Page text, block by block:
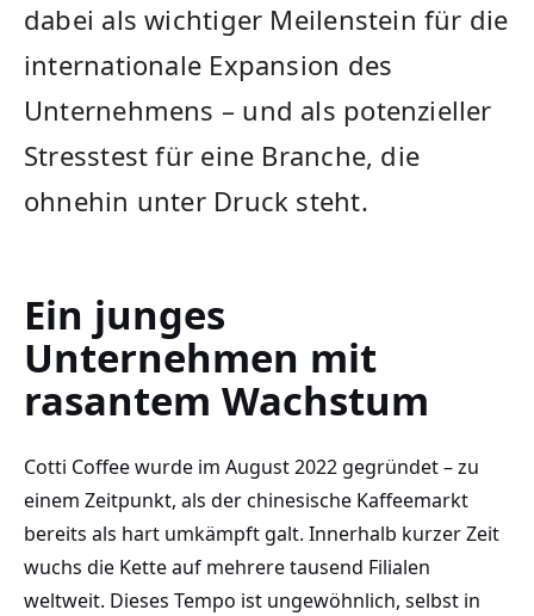
dabei als wichtiger Meilenstein für die
internationale Expansion des
Unternehmens – und als potenzieller
Stresstest für eine Branche, die
ohnehin unter Druck steht.
Ein junges
Unternehmen mit
rasantem Wachstum
Cotti Coffee wurde im August 2022 gegründet – zu
einem Zeitpunkt, als der chinesische Kaffeemarkt
bereits als hart umkämpft galt. Innerhalb kurzer Zeit
wuchs die Kette auf mehrere tausend Filialen
weltweit. Dieses Tempo ist ungewöhnlich, selbst in